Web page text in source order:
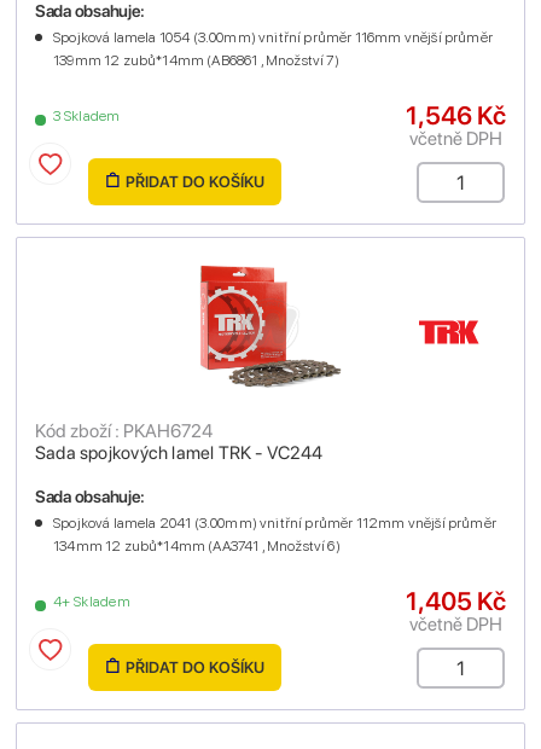
3 Skladem
Sada obsahuje:
Spojková lamela 1054 (3.00mm) vnitřní průměr 116mm vnější průměr
139mm 12 zubů*14mm (AB6861 , Množství 7)
1,546 Kč
včetně DPH
PŘIDAT DO KOŠÍKU
Sada spojkových lamel TRK - VC244
Kód zboží : PKAH6724
4+ Skladem
Sada obsahuje:
Spojková lamela 2041 (3.00mm) vnitřní průměr 112mm vnější průměr
134mm 12 zubů*14mm (AA3741 , Množství 6)
1,405 Kč
včetně DPH
PŘIDAT DO KOŠÍKU